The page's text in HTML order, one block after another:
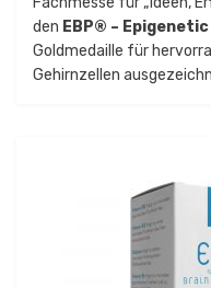
den EBP® –
Goldmedaille für
Gehirnzellen